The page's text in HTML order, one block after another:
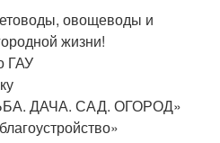
овощеводы и
жизни!
ГАУ
ДАЧА. САД. ОГОРОД»